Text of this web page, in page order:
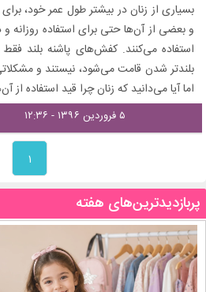
بسیاری از زنان در بیشتر طول عمر خود،
و بعضی از آن‌ها حتی برای استفاده روزانه و
استفاده می‌کنند. کفش‌های پاشنه بلند
بلندتر شدن قامت می‌شود، نیستند و
اما آیا می‌دانید که زنان چرا قید استفاده از
۵ فروردین ۱۳۹۶ - ۱۲:۳۶
۱
پربازدیدترین‌های هفته